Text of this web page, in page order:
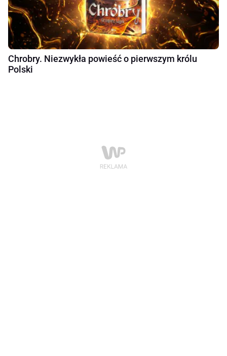
Chrobry. Niezwykła powieść o pierwszym królu
Polski